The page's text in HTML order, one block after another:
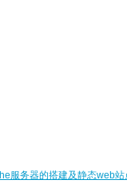
服务器的搭建及静态web